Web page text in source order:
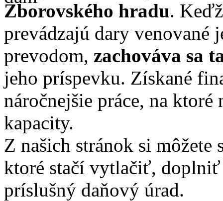
Zborovského hradu.
prevádzajú dary venované
prevodom, zachováva sa
jeho príspevku. Získané
náročnejšie práce, na
kapacity.
Z našich stránok si
ktoré stačí vytlačiť, doplniť
príslušný daňový úrad.